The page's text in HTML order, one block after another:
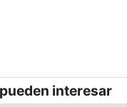
interesar